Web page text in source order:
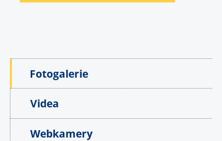
Fotogalerie
Videa
Webkamery